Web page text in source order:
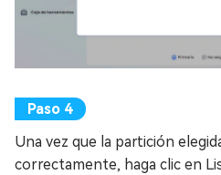
Una vez que la partición
correctamente, haga clic en